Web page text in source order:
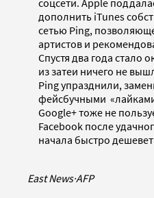
соцсети. Apple
дополнить iTunes
сетью Ping,
артистов и
Спустя два года стало
из затеи ничего не
Ping упразднили,
фейсбучными
Google+ тоже не
Facebook после
начала быстро
East News·AFP